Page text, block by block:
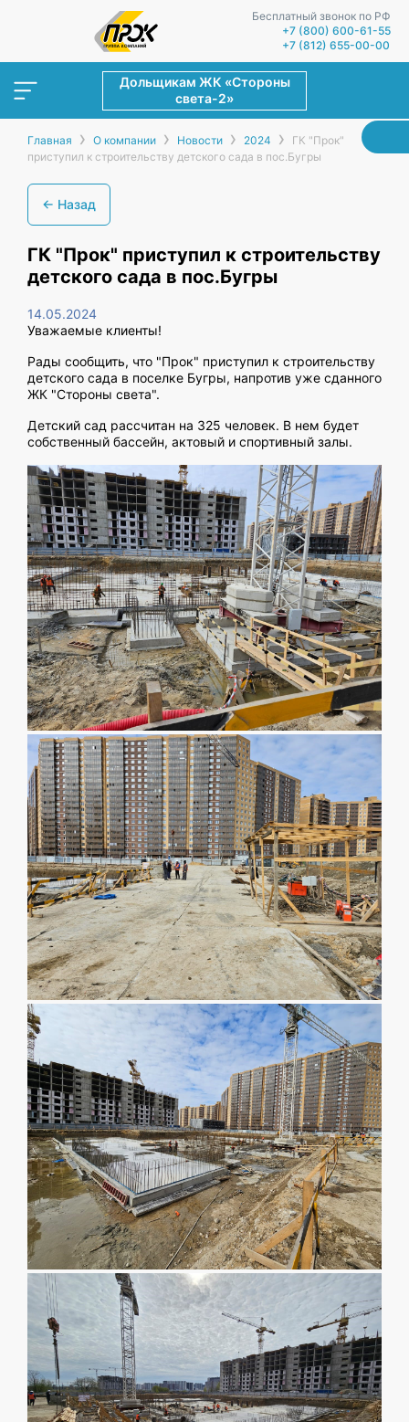
Бесплатный звонок по РФ
+7 (800) 600-61-55
+7 (812) 655-00-00
Дольщикам ЖК «Стороны
света-2»
Главная › О компании › Новости › 2024 ›
ГК "Прок"
приступил к строительству детского сада в пос.Бугры
← Назад
ГК "Прок" приступил к строительству
детского сада в пос.Бугры
14.05.2024
Уважаемые клиенты!
Рады сообщить, что "Прок" приступил к строительству
детского сада в поселке Бугры, напротив уже сданного
ЖК "Стороны света".
Детский сад рассчитан на 325 человек. В нем будет
собственный бассейн, актовый и спортивный залы.